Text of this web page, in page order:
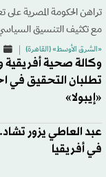
تراهن الحكومة المصرية
مع تكثيف التنسيق السياسي
«الشرق الأوسط» (القاهرة)
وكالة صحية أفريقية
تطلبان التحقيق في
«إيبولا»
عبد العاطي يزور
في أفريقيا